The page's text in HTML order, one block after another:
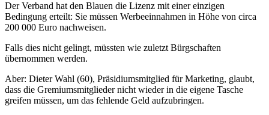
Der Verband hat den Blauen die Lizenz mit einer einzigen
Bedingung erteilt: Sie müssen Werbeeinnahmen in Höhe von circa
200 000 Euro nachweisen.
Falls dies nicht gelingt, müssten wie zuletzt Bürgschaften
übernommen werden.
Aber: Dieter Wahl (60), Präsidiumsmitglied für Marketing, glaubt,
dass die Gremiumsmitglieder nicht wieder in die eigene Tasche
greifen müssen, um das fehlende Geld aufzubringen.